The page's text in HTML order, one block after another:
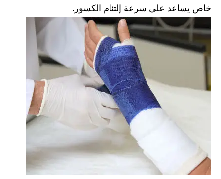
خاص يساعد على سرعة إلتئام الكسور.